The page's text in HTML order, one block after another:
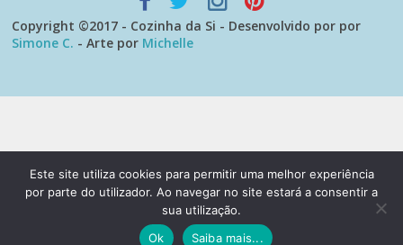
Copyright ©2017 - Cozinha da Si - Desenvolvido por por
Simone C. - Arte por Michelle
Este site utiliza cookies para permitir uma melhor experiência
por parte do utilizador. Ao navegar no site estará a consentir a
sua utilização.
Ok
Saiba mais...